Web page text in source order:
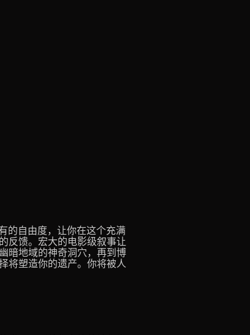
的自由度，让你在这个充满
反馈。宏大的电影级叙事让
暗地域的神奇洞穴，再到博
将塑造你的遗产。你将被人